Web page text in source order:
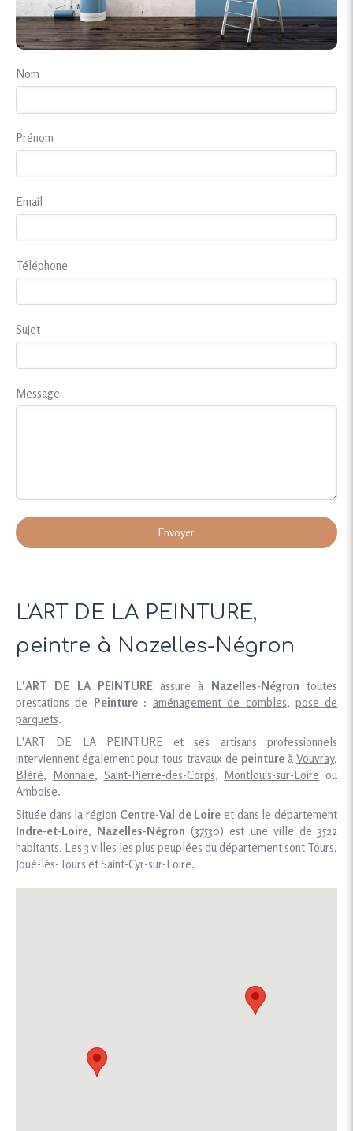
Nom
Prénom
Email
Téléphone
Sujet
Message
Envoyer
L'ART DE LA PEINTURE,
peintre à Nazelles-Négron
L'ART DE LA PEINTUREassure à Nazelles-Négron toutes
prestations de Peinture: aménagement de combles, pose de
parquets.
L'ART DE LA PEINTURE et ses artisans professionnels
interviennent également pour tous travaux de peintureà Vouvray,
Bléré, Monnaie, Saint-Pierre-des-Corps, Montlouis-sur-Loire ou
Amboise.
Située dans la région Centre-Val de Loire et dans le département
Indre-et-Loire, Nazelles-Négron (37530) est une ville de 3522
habitants. Les 3 villes les plus peuplées du département sont Tours,
Joué-lès-Tours et Saint-Cyr-sur-Loire.